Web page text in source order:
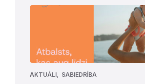
AKTUĀLI, SABIEDRĪBA